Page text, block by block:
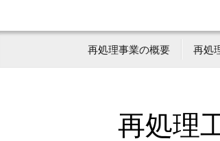
再処理事業の概要 再処
再処理